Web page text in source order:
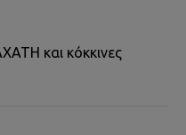
και κόκκινες